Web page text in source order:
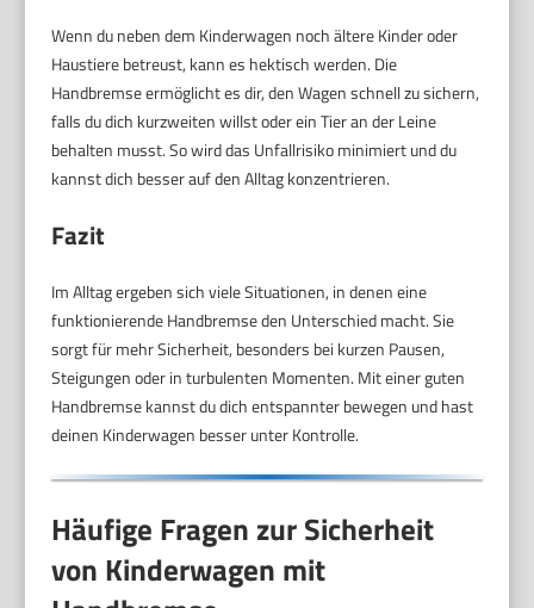
Wenn du neben dem Kinderwagen noch ältere Kinder oder
Haustiere betreust, kann es hektisch werden. Die
Handbremse ermöglicht es dir, den Wagen schnell zu sichern,
falls du dich kurzweiten willst oder ein Tier an der Leine
behalten musst. So wird das Unfallrisiko minimiert und du
kannst dich besser auf den Alltag konzentrieren.
Fazit
Im Alltag ergeben sich viele Situationen, in denen eine
funktionierende Handbremse den Unterschied macht. Sie
sorgt für mehr Sicherheit, besonders bei kurzen Pausen,
Steigungen oder in turbulenten Momenten. Mit einer guten
Handbremse kannst du dich entspannter bewegen und hast
deinen Kinderwagen besser unter Kontrolle.
Häufige Fragen zur Sicherheit
von Kinderwagen mit